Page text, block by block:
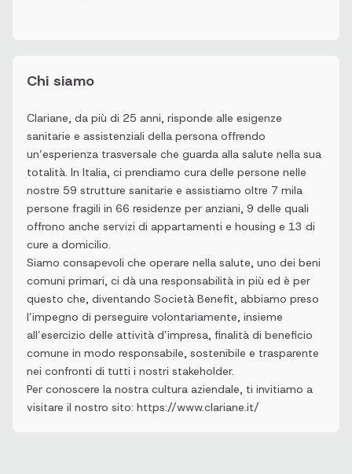
Chi siamo
Clariane, da più di 25 anni, risponde alle esigenze
sanitarie e assistenziali della persona offrendo
un’esperienza trasversale che guarda alla salute nella sua
totalità. In Italia, ci prendiamo cura delle persone nelle
nostre 59 strutture sanitarie e assistiamo oltre 7 mila
persone fragili in 66 residenze per anziani, 9 delle quali
offrono anche servizi di appartamenti e housing e 13 di
cure a domicilio.
Siamo consapevoli che operare nella salute, uno dei beni
comuni primari, ci dà una responsabilità in più ed è per
questo che, diventando Società Benefit, abbiamo preso
l’impegno di perseguire volontariamente, insieme
all’esercizio delle attività d’impresa, finalità di beneficio
comune in modo responsabile, sostenibile e trasparente
nei confronti di tutti i nostri stakeholder.
Per conoscere la nostra cultura aziendale, ti invitiamo a
visitare il nostro sito: https://www.clariane.it/